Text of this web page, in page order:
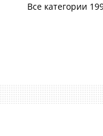
Все категории